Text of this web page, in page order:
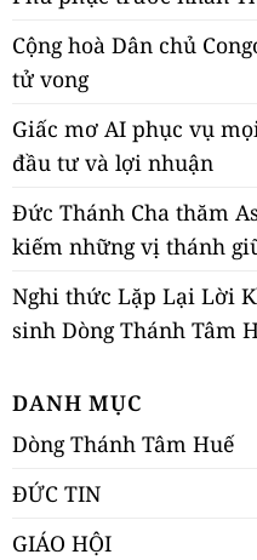
Cộng hoà Dân chủ
tử vong
Giấc mơ AI phục vụ
đầu tư và lợi nhuận
Đức Thánh Cha thăm
kiếm những vị thánh
Nghi thức Lặp Lại Lời
sinh Dòng Thánh Tâm
DANH MỤC
Dòng Thánh Tâm Huế
ĐỨC TIN
GIÁO HỘI